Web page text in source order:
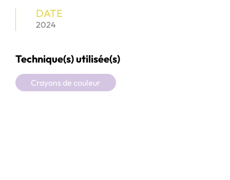
DATE
2024
Technique(s) utilisée(s)
Crayons de couleur